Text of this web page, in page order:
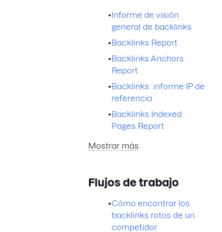
•Informe de visión
general de backlinks
•Backlinks Report
•Backlinks Anchors
Report
•Backlinks: informe IP de
referencia
•Backlinks Indexed
Pages Report
Mostrar más
Flujos de trabajo
•Cómo encontrar los
backlinks rotos de un
competidor